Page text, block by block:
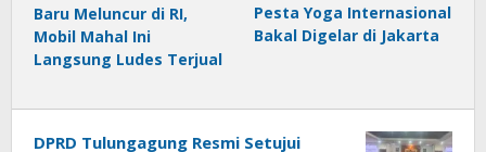
Baru Meluncur di RI,
Mobil Mahal Ini
Langsung Ludes Terjual
Pesta Yoga Internasional
Bakal Digelar di Jakarta
DPRD Tulungagung Resmi Setujui